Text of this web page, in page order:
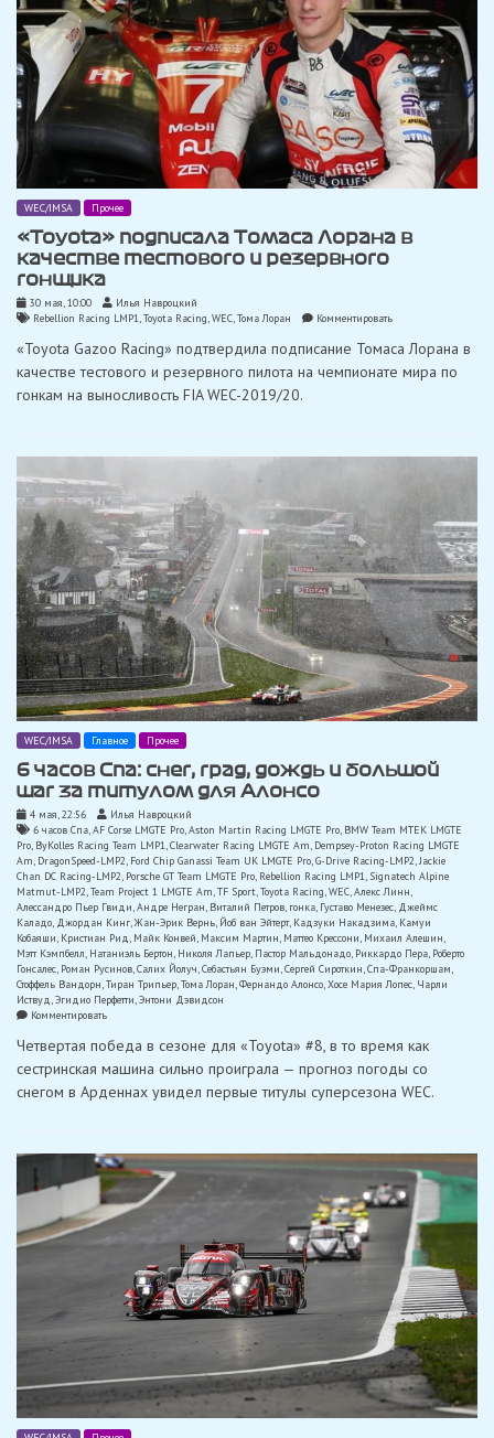
WEC/IMSA Прочее
«Toyota» подписала Томаса Лорана в
качестве тестового и резервного
гонщика
30 мая, 10:00
Илья Навроцкий
Rebellion Racing LMP1,Toyota Racing,WEC,Тома Лоран Комментироватьon
подписала
Лорана
резервного
«Toyota Gazoo Racing» подтвердила подписание Томаса Лорана в
качестве тестового и резервного пилота на чемпионате мира по
гонкам на выносливость FIA WEC-2019/20.
WEC/IMSA Главное Прочее
6 часов Спа: снег, град, дождь и большой
шаг за титулом для Алонсо
4 мая, 22:56
Илья Навроцкий
6 часов Спа,AF Corse LMGTE Pro,Aston Martin Racing LMGTE Pro, BMW Team MTEK LMGTE
Pro, ByKolles Racing Team LMP1,Clearwater Racing LMGTE Am, Dempsey-Proton Racing LMGTE
Am, DragonSpeed-LMP2, Ford Chip Ganassi Team UK LMGTE Pro,G-Drive Racing-LMP2,Jackie
Chan DC Racing-LMP2, Porsche GT Team LMGTE Pro, Rebellion Racing LMP1, Signatech Alpine
Matmut-LMP2,Team Project 1 LMGTE Am,TF Sport,Toyota Racing,WEC,Алекс Линн
Алессандро Пьер Гвиди,Андре Негран, Виталий Петров, гонка, Густаво Менезес, Джеймс
Каладо, Джордан Кинг,Жан-Эрик Вернь, Йоб ван Эйтерт, Кадзуки Накадзима, Камуи
Кобаяши, Кристиан Рид, Майк Конвей, Максим Мартин, Маттео Крессони, Михаил Алешин
Мэтт Кэмпбелл, Натаниэль Бертон, Николя Лапьер, Пастор Мальдонадо, Риккардо Пера, Роберто
Гонсалес, Роман Русинов,Салих Йолуч,Себастьян Буэми,Сергей Сироткин,Спа-Франкоршам
Стоффель Вандорн,Тиран Трипьер,Тома Лоран,Фернандо Алонсо,Хосе Мария Лопес, Чарли
Иствуд,Эгидио Перфетти,Энтони Дэвидсон
Комментироватьon
часов
снег,
град,
шаг
за
титулом
Алонсо
Четвертая победа в сезоне для «Toyota» #8, в то время как
сестринская машина сильно проиграла — прогноз погоды со
снегом в Арденнах увидел первые титулы суперсезона WEC.